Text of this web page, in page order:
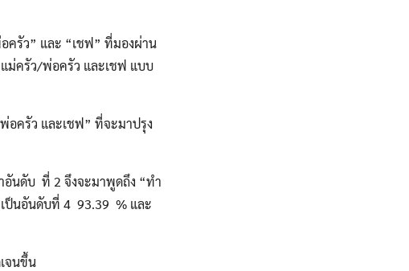
รัว” และ “เชฟ” ที่มองผ่าน
แม่ครัว/พ่อครัว และเชฟ แบบ
รัว และเชฟ” ที่จะมาปรุง
นดับ ที่ 2 จึงจะมาพูดถึง “ทำ
ป็นอันดับที่ 4 93.39 % และ
จนขึ้น